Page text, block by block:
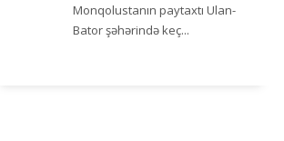
Monqolustanın paytaxtı Ulan-
Bator şəhərində keç...